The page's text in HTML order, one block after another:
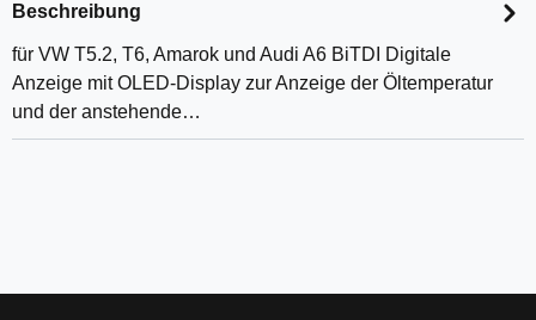
Beschreibung
für VW T5.2, T6, Amarok und Audi A6 BiTDI Digitale
Anzeige mit OLED-Display zur Anzeige der Öltemperatur
und der anstehende…